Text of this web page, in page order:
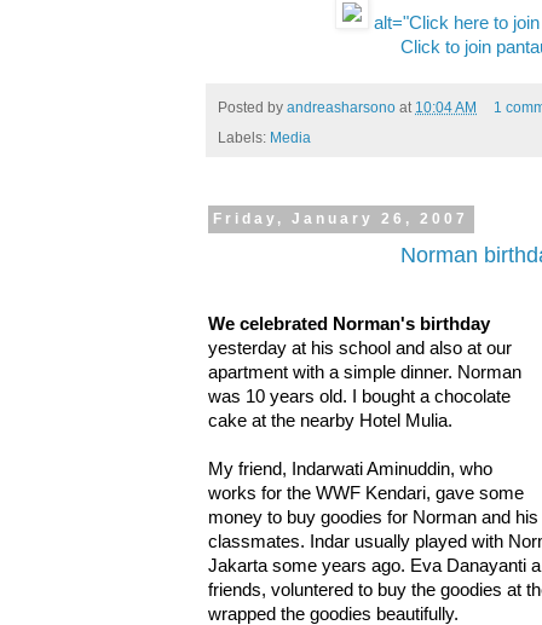
alt="Click here to
Click to join
Posted by andreasharsono at 10:04 AM
1
Labels: Media
Friday, January 26, 2007
Norman
We celebrated Norman's birthday
yesterday at his school and also at our
apartment with a simple dinner. Norman
was 10 years old. I bought a chocolate
cake at the nearby Hotel Mulia.
My friend, Indarwati Aminuddin, who
works for the WWF Kendari, gave some
money to buy goodies for Norman and his
classmates. Indar usually played with
Jakarta some years ago. Eva Danayanti
friends, voluntered to buy the goodies at
wrapped the goodies beautifully.